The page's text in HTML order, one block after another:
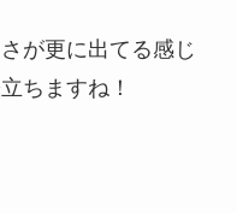
が更に出てる感じ
ちますね！